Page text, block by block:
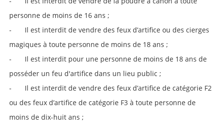
personne de moins de 16 ans ;
Il est interdit de vendre des feux d’artifice ou des cierges
magiques à toute personne de moins de 18 ans ;
Il est interdit pour une personne de moins de 18 ans de
posséder un feu d'artifice dans un lieu public ;
Il est interdit de vendre des feux d’artifice de catégorie F2
ou des feux d’artifice de catégorie F3 à toute personne de
moins de dix-huit ans ;